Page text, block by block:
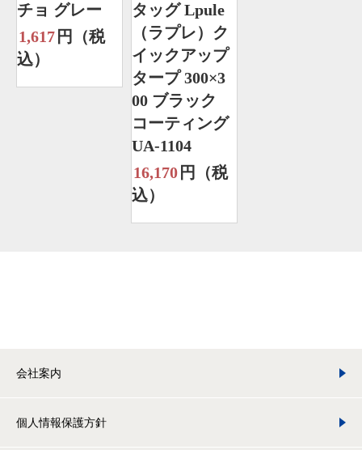
チョ グレー
1,617 円（税
込）
タッグ Lpule
（ラプレ）ク
イックアップ
タープ 300×3
00 ブラック
コーティング
UA-1104
16,170 円（税
込）
会社案内
個人情報保護方針